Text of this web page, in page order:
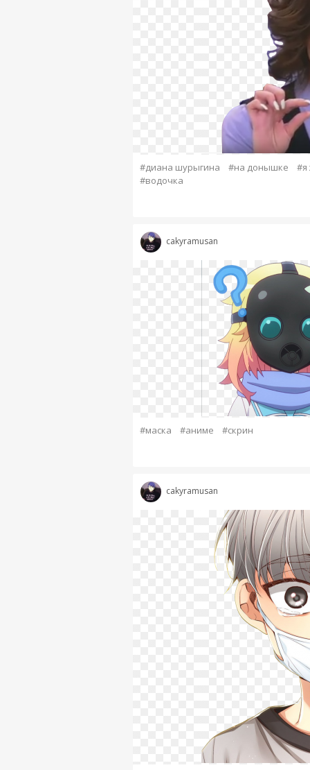
#диана шурыгина #на донышке
#я
#водочка
cakyramusan
#маска #аниме #скрин
cakyramusan